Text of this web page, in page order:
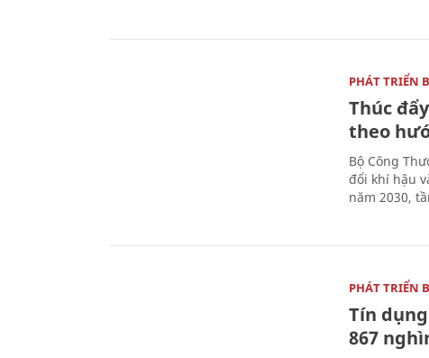
PHÁT TRIỂN
Thúc
theo
Bộ Công
đổi khí hậu
năm 2030,
PHÁT TRIỂN
Tín
867